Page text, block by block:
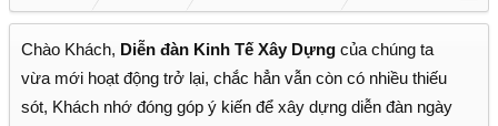
Chào Khách, Diễn đàn Kinh Tế Xây Dựng của chúng ta
vừa mới hoạt động trở lại, chắc hẳn vẫn còn có nhiều thiếu
sót, Khách nhớ đóng góp ý kiến để xây dựng diễn đàn ngày